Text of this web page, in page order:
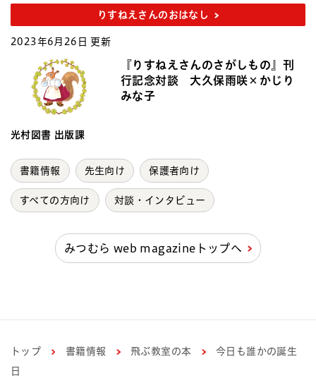
りすねえさんのおはなし
2023年6月26日 更新
『りすねえさんのさがしもの』刊
行記念対談 大久保雨咲×かじり
みな子
光村図書 出版課
書籍情報 先生向け 保護者向け
すべての方向け 対談・インタビュー
みつむら web magazineトップへ
トップ 書籍情報 飛ぶ教室の本
今日も誰かの誕生
日